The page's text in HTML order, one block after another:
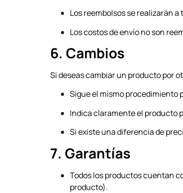
Los reembolsos se realizarán
Los costos de envío no son
6. Cambios
Si deseas cambiar un producto por
Sigue el mismo procedimiento
Indica claramente el producto
Si existe una diferencia de
7. Garantías
Todos los productos cuentan
producto).